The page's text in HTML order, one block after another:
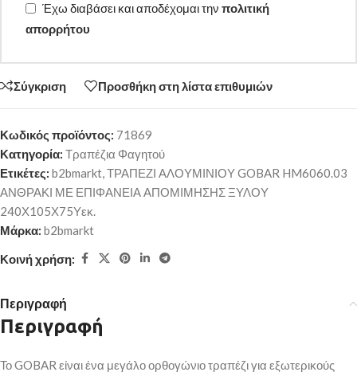
Έχω διαβάσει και αποδέχομαι την πολιτική
απορρήτου
Σύγκριση Προσθήκη στη λίστα επιθυμιών
Κωδικός προϊόντος: 71869
Κατηγορία: Τραπέζια Φαγητού
Ετικέτες: b2bmarkt,ΤΡΑΠΕΖΙ ΑΛΟΥΜΙΝΙΟΥ GOBAR HM6060.03
ΑΝΘΡΑΚΙ ΜΕ ΕΠΙΦΑΝΕΙΑ ΑΠΟΜΙΜΗΣΗΣ ΞΥΛΟΥ
240Χ105Χ75Υεκ.
Μάρκα: b2bmarkt
Κοινή χρήση:
Περιγραφή
Περιγραφή
Το GOBAR είναι ένα μεγάλο ορθογώνιο τραπέζι για εξωτερικούς